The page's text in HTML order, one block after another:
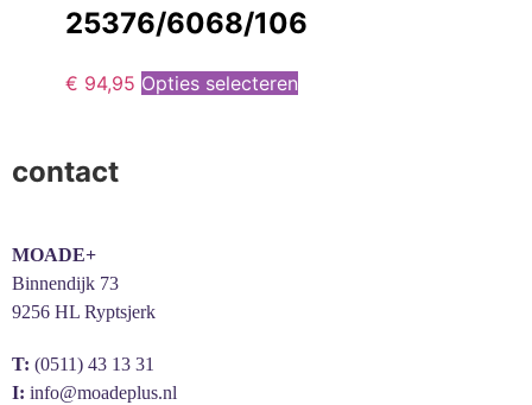
25376/6068/106
€ 94,95 Opties selecteren
contact
MOADE+
Binnendijk 73
9256 HL Ryptsjerk
T: (0511) 43 13 31
I: info@moadeplus.nl